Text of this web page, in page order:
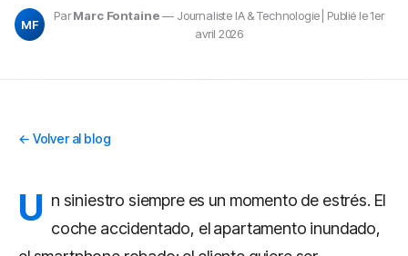
MF
ParMarc Fontaine— Journaliste IA & Technologie | Publié le 1er
avril 2026
← Volver al blog
U n siniestro siempre es un momento de estrés. El
coche accidentado, el apartamento inundado,